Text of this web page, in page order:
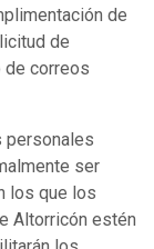
de
de
de correos
personales
ser
los que los
Altorricón estén